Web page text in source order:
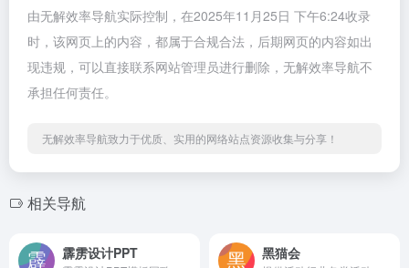
由无解效率导航实际控制，在2025年11月25日 下午6:24收录
时，该网页上的内容，都属于合规合法，后期网页的内容如出
现违规，可以直接联系网站管理员进行删除，无解效率导航不
承担任何责任。
无解效率导航致力于优质、实用的网络站点资源收集与分享！
相关导航
霹雳设计PPT 黑猫会